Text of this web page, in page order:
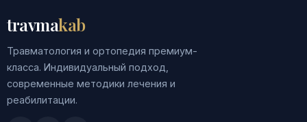
travmakab
Травматология и ортопедия премиум-
класса. Индивидуальный подход,
современные методики лечения и
реабилитации.